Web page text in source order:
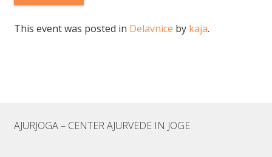
This event was posted in Delavnice by kaja.
AJURJOGA – CENTER AJURVEDE IN JOGE